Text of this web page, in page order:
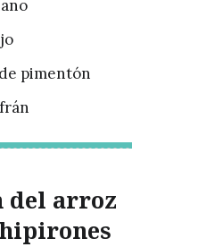
pimentón
del arroz